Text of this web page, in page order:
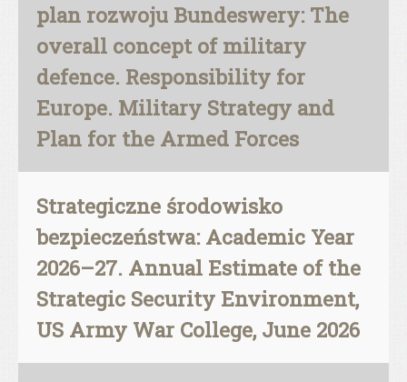
plan rozwoju Bundeswery: The
overall concept of military
defence. Responsibility for
Europe. Military Strategy and
Plan for the Armed Forces
Strategiczne środowisko
bezpieczeństwa: Academic Year
2026–27. Annual Estimate of the
Strategic Security Environment,
US Army War College, June 2026